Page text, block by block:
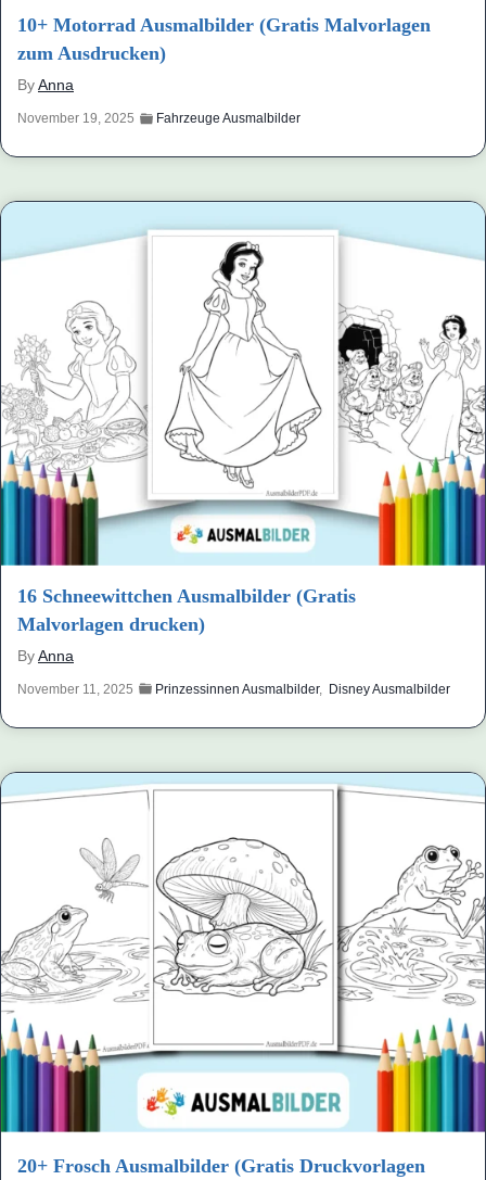
10+ Motorrad Ausmalbilder (Gratis Malvorlagen
zum Ausdrucken)
ByAnna
November 19, 2025 Fahrzeuge Ausmalbilder
16 Schneewittchen Ausmalbilder (Gratis
Malvorlagen drucken)
ByAnna
November 11, 2025 Prinzessinnen Ausmalbilder, Disney Ausmalbilder
20+ Frosch Ausmalbilder (Gratis Druckvorlagen